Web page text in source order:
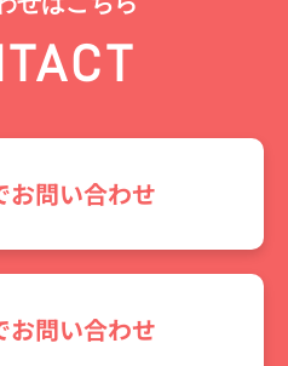
お問い合わせ
お問い合わせ